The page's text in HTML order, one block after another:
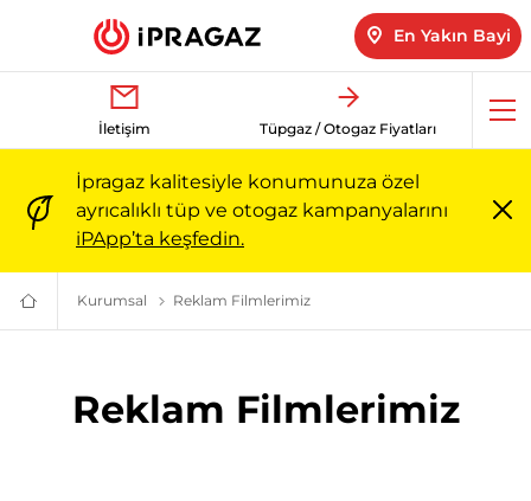
En Yakın Bayi
İletişim Tüpgaz / Otogaz Fiyatları
İpragaz kalitesiyle konumunuza özel
ayrıcalıklı tüp ve otogaz kampanyalarını
iPApp’ta keşfedin.
Türkiye’nin
Güvenilir
İpragaz
Kurumsal Kurumsal - Misyon, Değerler ve Vizyon | İpragaz
Reklam Filmlerimiz
Reklam Filmlerimiz